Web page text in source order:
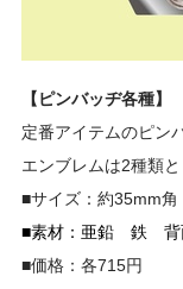
【ピンバッヂ各種】
定番アイテムのピン
エンブレムは2種類
■サイズ：約35mm角
■素材：亜鉛 鉄 背
■価格：各715円